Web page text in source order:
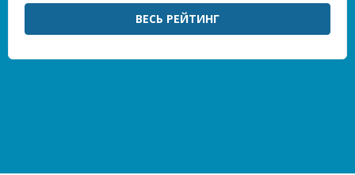
ВЕСЬ РЕЙТИНГ